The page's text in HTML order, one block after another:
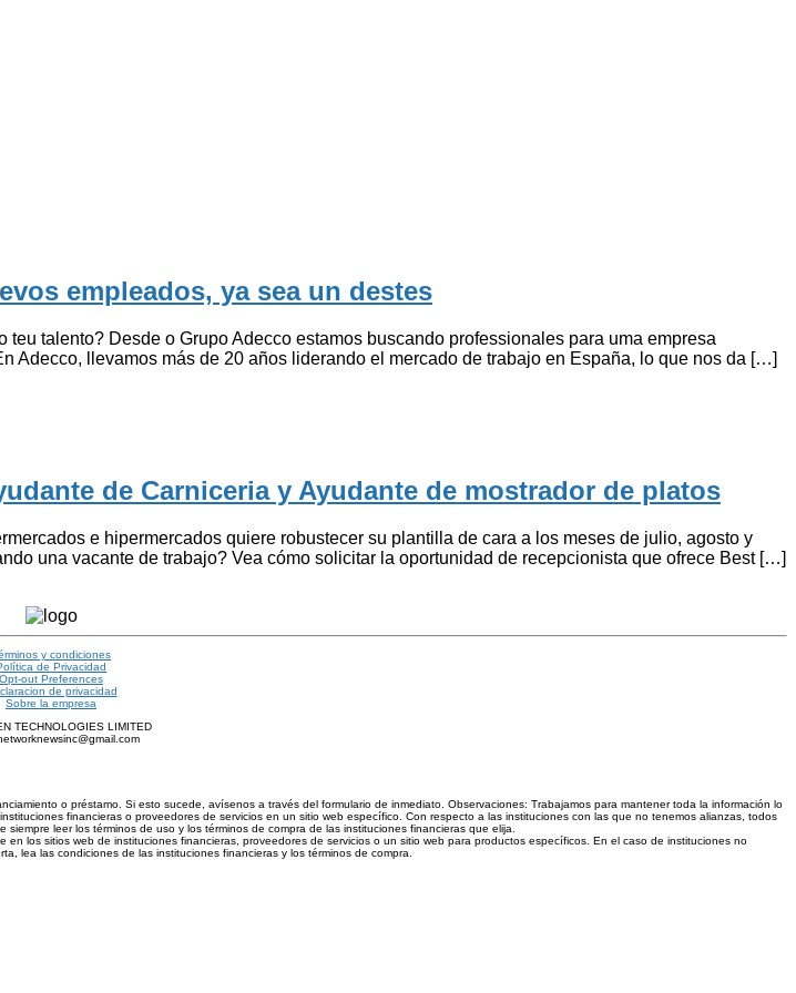
empleados, ya sea un destes
talento? Desde o Grupo Adecco estamos buscando professionales para uma empresa
Adecco, llevamos más de 20 años liderando el mercado de trabajo en España, lo que nos da […]
de Carniceria y Ayudante de mostrador de platos
e hipermercados quiere robustecer su plantilla de cara a los meses de julio, agosto y
una vacante de trabajo? Vea cómo solicitar la oportunidad de recepcionista que ofrece Best […]
y condiciones
de Privacidad
Opt-out Preferences
de privacidad
Sobre la empresa
TECHNOLOGIES LIMITED
o préstamo. Si esto sucede, avísenos a través del formulario de inmediato. Observaciones: Trabajamos para mantener toda la información lo
financieras o proveedores de servicios en un sitio web específico. Con respecto a las instituciones con las que no tenemos alianzas, todos
leer los términos de uso y los términos de compra de las instituciones financieras que elija.
los sitios web de instituciones financieras, proveedores de servicios o un sitio web para productos específicos. En el caso de instituciones no
lea las condiciones de las instituciones financieras y los términos de compra.